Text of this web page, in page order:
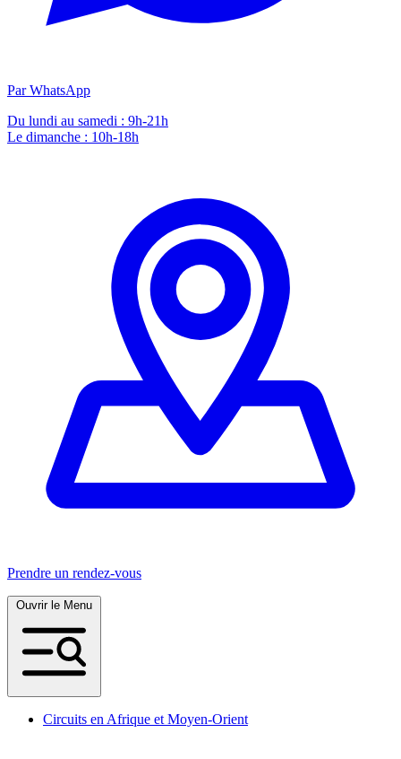
Par WhatsApp
Du lundi au samedi : 9h-21h
Le dimanche : 10h-18h
Prendre un rendez-vous
Circuits en Afrique et Moyen-Orient